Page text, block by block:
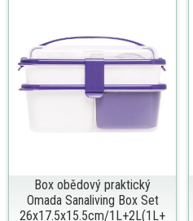
Box obědový praktický
Omada Sanaliving Box Set
26x17.5x15.5cm/1L+2L(1L+